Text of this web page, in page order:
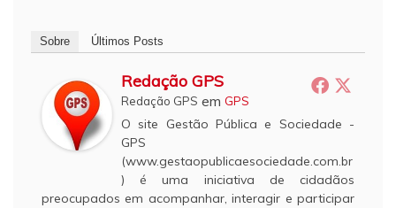
Sobre Últimos Posts
Redação GPS
Redação GPS em GPS
O site Gestão Pública e Sociedade -
GPS
(www.gestaopublicaesociedade.com.br
) é uma iniciativa de cidadãos
preocupados em acompanhar, interagir e participar